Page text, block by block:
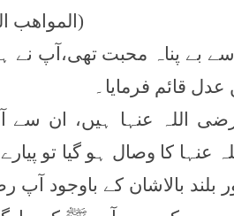
(المواھب
بے پناہ محبت تھی،آپ نے
قائم فرمایا۔
اللہ عنہا ہیں، ان سے
کا وصال ہو گیا تو
بالاشان کے باوجود آپ